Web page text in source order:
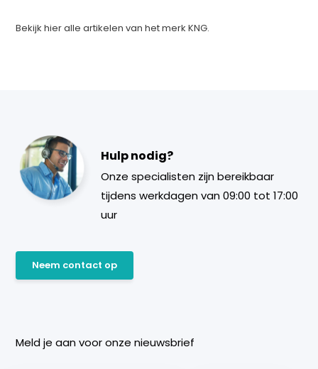
Bekijk hier alle artikelen van het merk KNG.
Hulp nodig?
Onze specialisten zijn bereikbaar
tijdens werkdagen van 09:00 tot 17:00
uur
Neem contact op
Meld je aan voor onze nieuwsbrief